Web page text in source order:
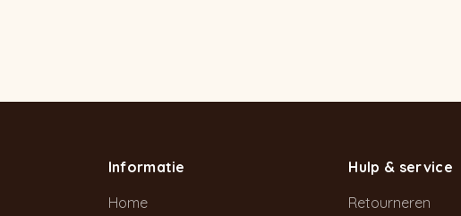
Informatie
Home
Hulp & service
Retourneren